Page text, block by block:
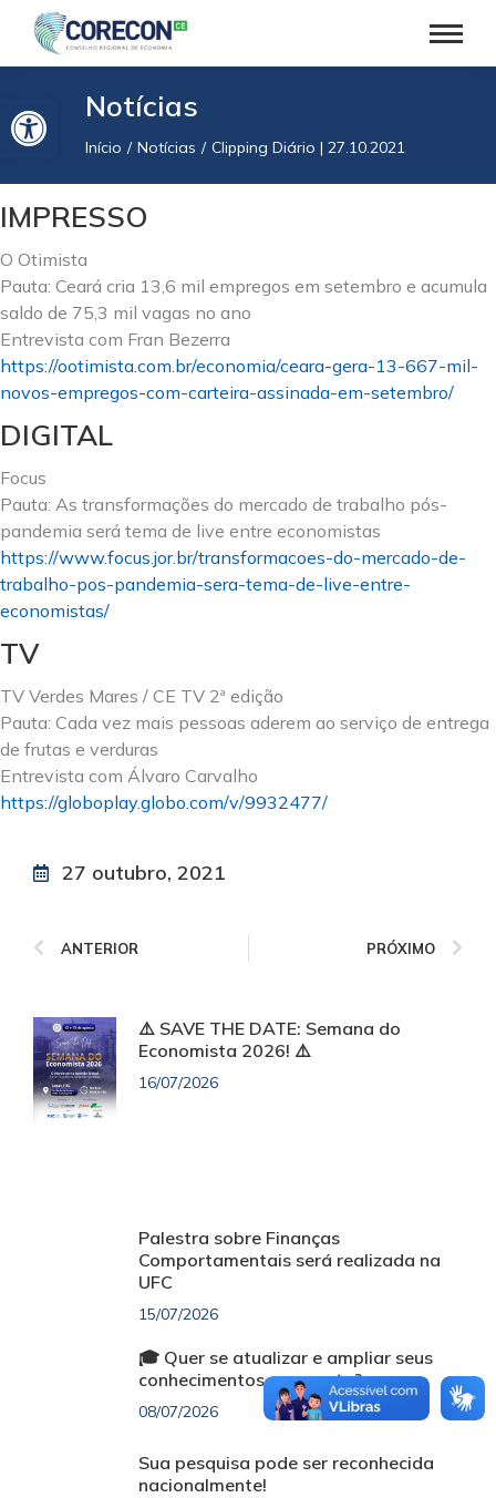
Barra de Ferramentas AbertaNotícias
Você está aqui:
Início Notícias Clipping Diário | 27.10.2021
IMPRESSO
O Otimista
Pauta: Ceará cria 13,6 mil empregos em setembro e acumula
saldo de 75,3 mil vagas no ano
Entrevista com Fran Bezerra
https://ootimista.com.br/economia/ceara-gera-13-667-mil-
novos-empregos-com-carteira-assinada-em-setembro/
DIGITAL
Focus
Pauta: As transformações do mercado de trabalho pós-
pandemia será tema de live entre economistas
https://www.focus.jor.br/transformacoes-do-mercado-de-
trabalho-pos-pandemia-sera-tema-de-live-entre-
economistas/
TV
TV Verdes Mares / CE TV 2ª edição
Pauta: Cada vez mais pessoas aderem ao serviço de entrega
de frutas e verduras
Entrevista com Álvaro Carvalho
https://globoplay.globo.com/v/9932477/
27 outubro, 2021
ANTERIOR PRÓXIMO
⚠️ SAVE THE DATE: Semana do
Economista 2026! ⚠️
16/07/2026
Palestra sobre Finanças
Comportamentais será realizada na
UFC
15/07/2026
🎓 Quer se atualizar e ampliar seus
conhecimentos sem custo?
08/07/2026
Sua pesquisa pode ser reconhecida
nacionalmente!